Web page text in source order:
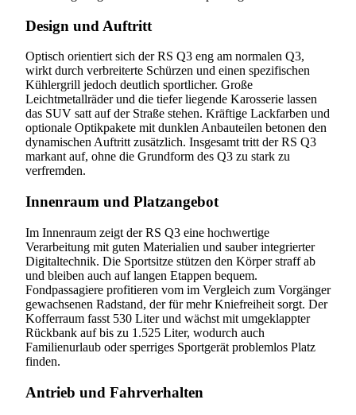
Design und Auftritt
Optisch orientiert sich der RS Q3 eng am normalen Q3,
wirkt durch verbreiterte Schürzen und einen spezifischen
Kühlergrill jedoch deutlich sportlicher. Große
Leichtmetallräder und die tiefer liegende Karosserie lassen
das SUV satt auf der Straße stehen. Kräftige Lackfarben und
optionale Optikpakete mit dunklen Anbauteilen betonen den
dynamischen Auftritt zusätzlich. Insgesamt tritt der RS Q3
markant auf, ohne die Grundform des Q3 zu stark zu
verfremden.
Innenraum und Platzangebot
Im Innenraum zeigt der RS Q3 eine hochwertige
Verarbeitung mit guten Materialien und sauber integrierter
Digitaltechnik. Die Sportsitze stützen den Körper straff ab
und bleiben auch auf langen Etappen bequem.
Fondpassagiere profitieren vom im Vergleich zum Vorgänger
gewachsenen Radstand, der für mehr Kniefreiheit sorgt. Der
Kofferraum fasst 530 Liter und wächst mit umgeklappter
Rückbank auf bis zu 1.525 Liter, wodurch auch
Familienurlaub oder sperriges Sportgerät problemlos Platz
finden.
Antrieb und Fahrverhalten